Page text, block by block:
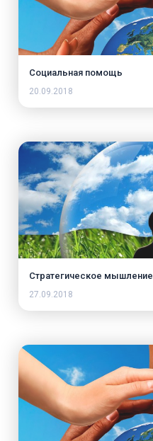
Социальная помощь
20.09.2018
Стратегическое мышление
27.09.2018